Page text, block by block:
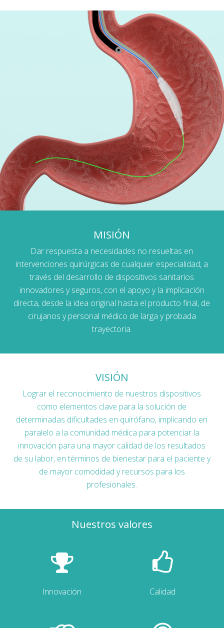
MISIÓN
Dar respuesta a necesidades no resueltas en
intervenciones quirúrgicas de cualquier especialidad, a
través del desarrollo de dispositivos sanitarios
innovadores y seguros, con el apoyo y la implicación
directa, desde la idea original hasta el producto final, de
cirujanos y personal médico de larga y probada
trayectoria.
VISIÓN
Lograr el reconocimiento de nuestros dispositivos
como elementos clave para la solución de
determinadas dificultades en quirófano, implicando en
paralelo a la comunidad médica para potenciar la
innovación para una mayor calidad de los resultados
de su labor, en términos de bienestar para el paciente y
de mayor comodidad y recursos para los
profesionales.
Nuestros valores
Innovación Calidad